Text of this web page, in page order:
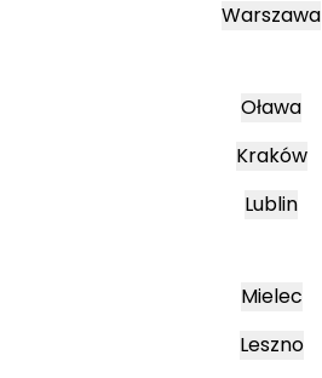
Warszawa
Oława
Kraków
Lublin
Mielec
Leszno